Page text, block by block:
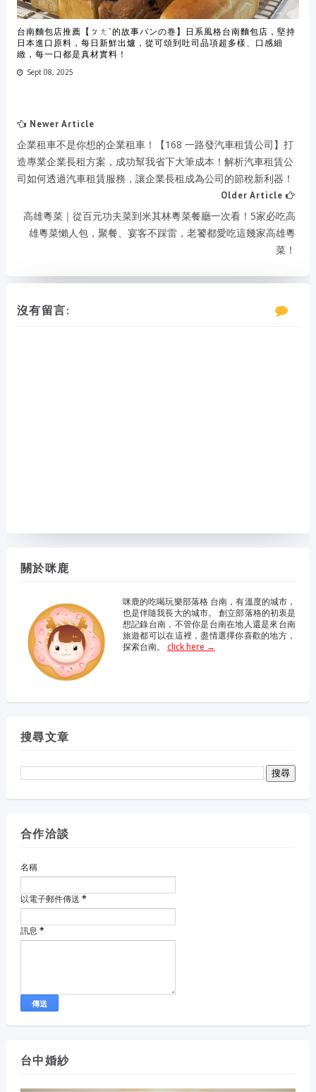
台南麵包店推薦【ㄆㄤˋ的故事パンの巻】日系風格台南麵包店，堅持
日本進口原料，每日新鮮出爐，從可頌到吐司品項超多樣、口感細
緻，每一口都是真材實料！
Sept 08, 2025
Newer Article
企業租車不是你想的企業租車！【168 一路發汽車租賃公司】打
造專業企業長租方案，成功幫我省下大筆成本！解析汽車租賃公
司如何透過汽車租賃服務，讓企業長租成為公司的節稅新利器！
Older Article
高雄粵菜｜從百元功夫菜到米其林粵菜餐廳一次看！5家必吃高
雄粵菜懶人包，聚餐、宴客不踩雷，老饕都愛吃這幾家高雄粵
菜！
沒有留言:
關於咪鹿
咪鹿的吃喝玩樂部落格 台南，有溫度的城市，
也是伴隨我長大的城市。 創立部落格的初衷是
想記錄台南，不管你是台南在地人還是來台南
旅遊都可以在這裡，盡情選擇你喜歡的地方，
探索台南。 click here →
搜尋文章
合作洽談
名稱
以電子郵件傳送 *
訊息*
台中婚紗